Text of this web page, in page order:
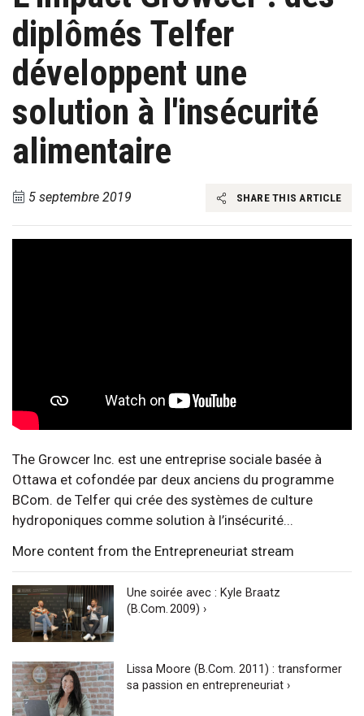
diplômés Telfer
développent une
solution à l'insécurité
alimentaire
5 septembre 2019 SHARE THIS ARTICLE
The Growcer Inc. est une entreprise sociale basée à
Ottawa et cofondée par deux anciens du programme
BCom. de Telfer qui crée des systèmes de culture
hydroponiques comme solution à l’insécurité...
More content from the Entrepreneuriat stream
Une soirée avec : Kyle Braatz
(B.Com. 2009) ›
Lissa Moore (B.Com. 2011) : transformer
sa passion en entrepreneuriat ›